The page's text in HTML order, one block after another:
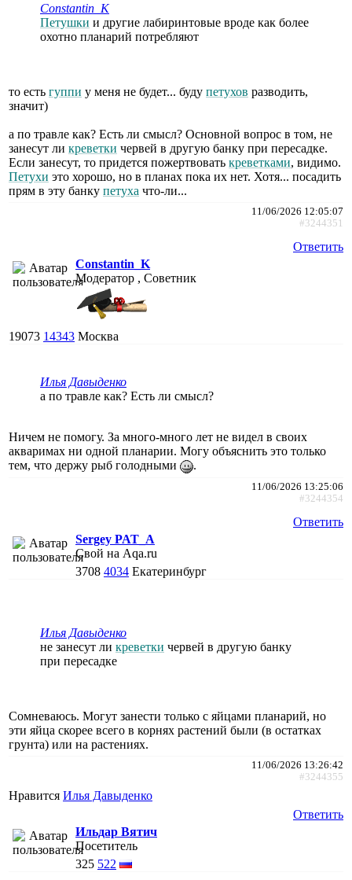
Constantin_K
Петушки и другие лабиринтовые вроде как более
охотно планарий потребляют
то есть гуппи у меня не будет... буду петухов разводить,
значит)
а по травле как? Есть ли смысл? Основной вопрос в том, не
занесут ли креветки червей в другую банку при пересадке.
Если занесут, то придется пожертвовать креветками, видимо.
Петухи это хорошо, но в планах пока их нет. Хотя... посадить
прям в эту банку петуха что-ли...
11/06/2026 12:05:07
#3244351
Ответить
Constantin_K
Модератор , Советник
19073 14343 Москва
Илья Давыденко
а по травле как? Есть ли смысл?
Ничем не помогу. За много-много лет не видел в своих
акваримах ни одной планарии. Могу объяснить это только
тем, что держу рыб голодными
.
11/06/2026 13:25:06
#3244354
Ответить
Sergey PAT_A
Свой на Aqa.ru
3708 4034 Екатеринбург
Илья Давыденко
не занесут ли креветки червей в другую банку
при пересадке
Сомневаюсь. Могут занести только с яйцами планарий, но
эти яйца скорее всего в корнях растений были (в остатках
грунта) или на растениях.
11/06/2026 13:26:42
#3244355
Нравится Илья Давыденко
Ответить
Ильдар Вятич
Посетитель
325 522